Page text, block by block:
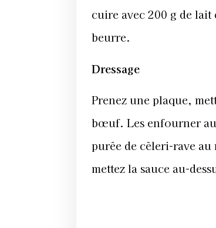
cuire avec 200 g de
beurre.
Dressage
Prenez une plaque,
bœuf. Les enfourner au
purée de cèleri-rave
mettez la sauce au-